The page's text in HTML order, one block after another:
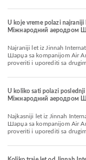
U koje vreme polazi
Міжнародний аеродром
Najraniji let iz Jinnah International Airport za Міжнародний аеродром
Шарџа sa kompanijom Air
proveriti i uporediti sa
U koliko sati polazi
Міжнародний аеродром
Najkasniji let iz Jinnah International Airport za Міжнародний аеродром
Шарџа sa kompanijom Air
proveriti i uporediti sa